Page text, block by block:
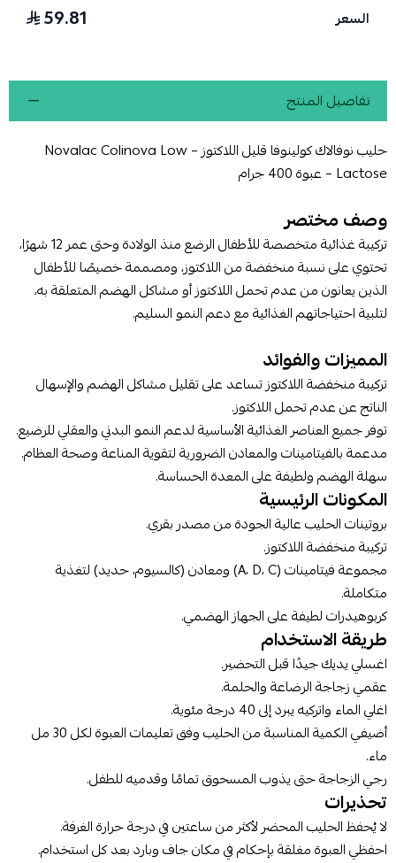
السعر 59.81
تفاصيل المنتج
حليب نوفالاك كولينوفا قليل اللاكتوز – Novalac Colinova Low
Lactose – عبوة 400 جرام
وصف مختصر
تركيبة غذائية متخصصة للأطفال الرضع منذ الولادة وحتى عمر 12 شهرًا،
تحتوي على نسبة منخفضة من اللاكتوز، ومصممة خصيصًا للأطفال
الذين يعانون من عدم تحمل اللاكتوز أو مشاكل الهضم المتعلقة به،
لتلبية احتياجاتهم الغذائية مع دعم النمو السليم.
المميزات والفوائد
تركيبة منخفضة اللاكتوز تساعد على تقليل مشاكل الهضم والإسهال
الناتج عن عدم تحمل اللاكتوز.
توفر جميع العناصر الغذائية الأساسية لدعم النمو البدني والعقلي للرضيع.
مدعمة بالفيتامينات والمعادن الضرورية لتقوية المناعة وصحة العظام.
سهلة الهضم ولطيفة على المعدة الحساسة.
المكونات الرئيسية
بروتينات الحليب عالية الجودة من مصدر بقري.
تركيبة منخفضة اللاكتوز.
مجموعة فيتامينات (A، D، C) ومعادن (كالسيوم، حديد) لتغذية
متكاملة.
كربوهيدرات لطيفة على الجهاز الهضمي.
طريقة الاستخدام
اغسلي يديك جيدًا قبل التحضير.
عقمي زجاجة الرضاعة والحلمة.
اغلي الماء واتركيه يبرد إلى 40 درجة مئوية.
أضيفي الكمية المناسبة من الحليب وفق تعليمات العبوة لكل 30 مل
ماء.
رجي الزجاجة حتى يذوب المسحوق تمامًا وقدميه للطفل.
تحذيرات
لا يُحفظ الحليب المحضر لأكثر من ساعتين في درجة حرارة الغرفة.
احفظي العبوة مغلقة بإحكام في مكان جاف وبارد بعد كل استخدام.